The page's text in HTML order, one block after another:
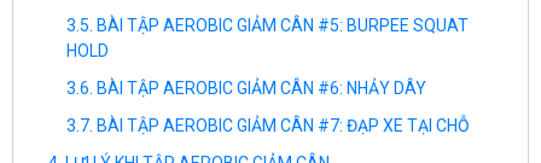
BÀI TẬP AEROBIC GIẢM CÂN #5: BURPEE SQUAT
HOLD
BÀI TẬP AEROBIC GIẢM CÂN #6: NHẢY DÂY
BÀI TẬP AEROBIC GIẢM CÂN #7: ĐẠP XE TẠI CHỖ